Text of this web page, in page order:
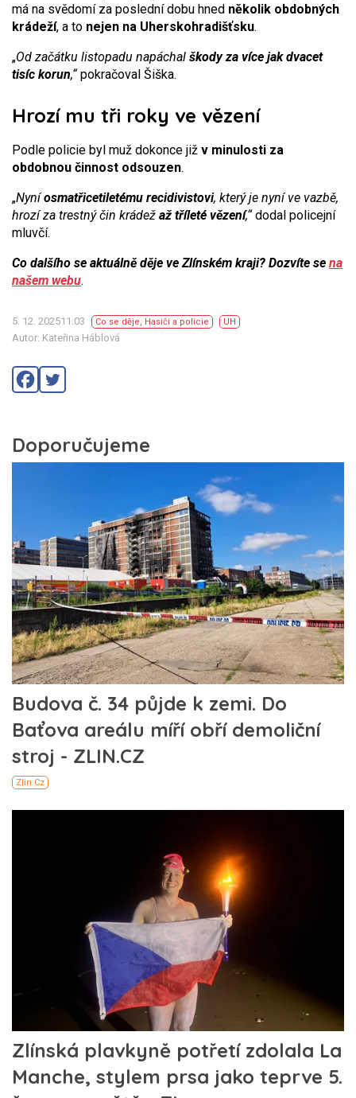
má na svědomí za poslední dobu hned několik obdobných
krádeží, a to nejen na Uherskohradišťsku.
„Od začátku listopadu napáchal škody za více jak dvacet
tisíc korun,“pokračoval Šiška.
Hrozí mu tři roky ve vězení
Podle policie byl muž dokonce již v minulosti za
obdobnou činnost odsouzen.
„Nyníosmatřicetiletému recidivistovi, který je nyní ve vazbě,
hrozí za trestný čin krádež až tříleté vězení,“dodal policejní
mluvčí.
Co dalšího se aktuálně děje ve Zlínském kraji? Dozvíte se na
našem webu.
5. 12. 202511:03 Co se děje, Hasiči a policie UH
Autor: Kateřina Háblová